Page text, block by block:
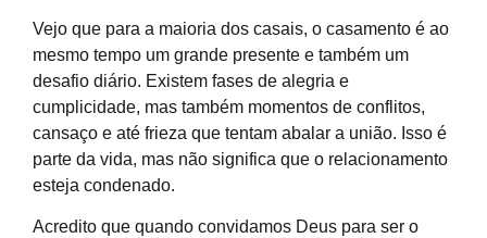
Vejo que para a maioria dos casais, o casamento é ao
mesmo tempo um grande presente e também um
desafio diário. Existem fases de alegria e
cumplicidade, mas também momentos de conflitos,
cansaço e até frieza que tentam abalar a união. Isso é
parte da vida, mas não significa que o relacionamento
esteja condenado.
Acredito que quando convidamos Deus para ser o